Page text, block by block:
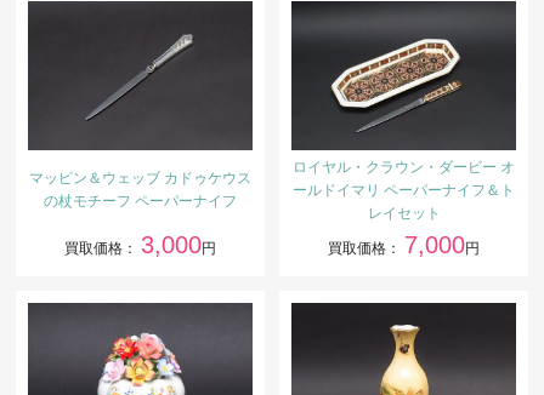
マッピン＆ウェッブ カドゥケウス
の杖モチーフ ペーパーナイフ
買取価格： 3,000円
ロイヤル・クラウン・ダービー オ
ールドイマリ ペーパーナイフ＆ト
レイセット
買取価格： 7,000円